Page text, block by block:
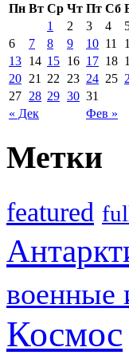
Пн Вт Ср Чт Пт Сб
« Дек Фев »
1 2 3 4
6
7 8 9 10 11
13 14 15 16 17 18
20 21 22 23 24 25
27 28 29 30 31
Метки
featured
военные
Космос